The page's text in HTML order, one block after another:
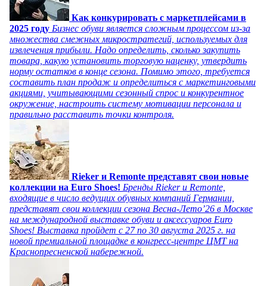
Как конкурировать с маркетплейсами в
2025 году Бизнес обуви является сложным процессом из-за
множества смежных микростратегий, используемых для
извлечения прибыли. Надо определить, сколько закупить
товара, какую установить торговую наценку, утвердить
норму остатков в конце сезона. Помимо этого, требуется
составить план продаж и определиться с маркетинговыми
акциями, учитывающими сезонный спрос и конкурентное
окружение, настроить систему мотивации персонала и
правильно расставить точки контроля.
Rieker и Remonte представят свои новые
коллекции на Euro Shoes! Бренды Rieker и Remonte,
входящие в число ведущих обувных компаний Германии,
представят свои коллекции сезона Весна-Лето’26 в Москве
на международной выставке обуви и аксессуаров Euro
Shoes! Выставка пройдет c 27 по 30 августа 2025 г. на
новой премиальной площадке в конгресс-центре ЦМТ на
Краснопресненской набережной.